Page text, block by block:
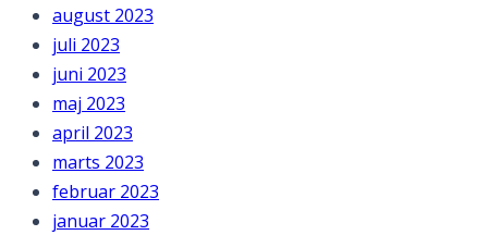
august 2023
juli 2023
juni 2023
maj 2023
april 2023
marts 2023
februar 2023
januar 2023